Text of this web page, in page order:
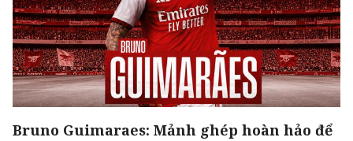
Bruno Guimaraes: Mảnh ghép hoàn hảo để